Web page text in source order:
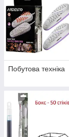
Побутова техніка